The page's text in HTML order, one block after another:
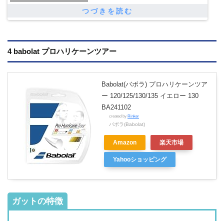
4 babolat プロハリケーンツアー
Babolat(バボラ) プロハリケーンツア
ー 120/125/130/135 イエロー 130
BA241102
created by Rinker
バボラ(Babolat)
Amazon 楽天市場
Yahooショッピング
ガットの特徴